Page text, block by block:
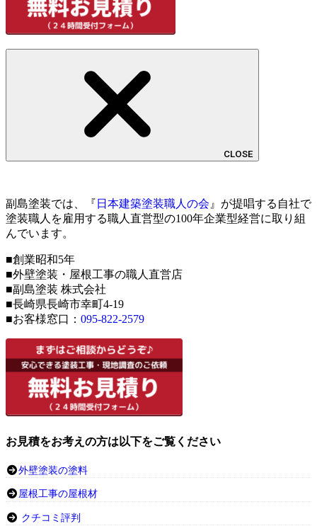
CLOSE
副島塗装では、『 日本建築塗装職人の会』が提唱する自社で
塗装職人を雇用する職人直営型の100年企業型経営に取り組
んでいます。
■創業昭和5年
■外壁塗装・屋根工事の職人直営店
■副島塗装 株式会社
■長崎県長崎市幸町4-19
■お客様窓口： 095-822-2579
お見積をお考えの方は以下をご覧ください
外壁塗装の塗料
屋根工事の屋根材
クチコミ評判